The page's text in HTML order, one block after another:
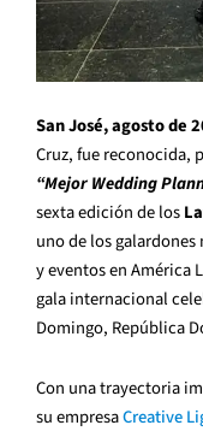
San José, agosto de
Cruz, fue reconocida,
“Mejor Wedding
sexta edición de los
uno de los
y eventos en América
gala internacional
Domingo, República
Con una trayectoria
su empresaCreative